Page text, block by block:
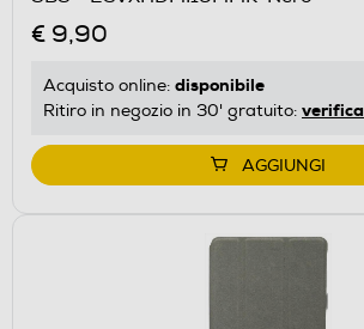
€ 9,90
Acquisto online: disponibile
Ritiro in negozio in 30' gratuito: verifica
AGGIUNGI